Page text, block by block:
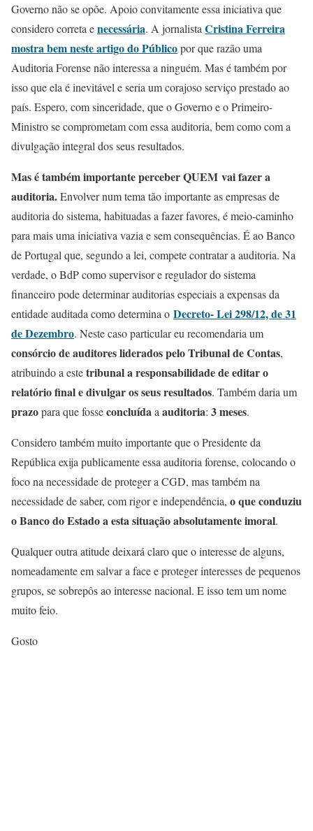
Governo não se opõe. Apoio convitamente essa iniciativa que
considero correta enecessária. A jornalista Cristina Ferreira
mostra bem neste artigo do Públicopor que razão uma
Auditoria Forense não interessa a ninguém. Mas é também por
isso que ela é inevitável e seria um corajoso serviço prestado ao
país. Espero, com sinceridade, que o Governo e o Primeiro-
Ministro se comprometam com essa auditoria, bem como com a
divulgação integral dos seus resultados.
Mas é também importante perceber QUEM vai fazer a
auditoria.Envolver num tema tão importante as empresas de
auditoria do sistema, habituadas a fazer favores, é meio-caminho
para mais uma iniciativa vazia e sem consequências. É ao Banco
de Portugal que, segundo a lei, compete contratar a auditoria. Na
verdade, o BdP como supervisor e regulador do sistema
financeiro pode determinar auditorias especiais a expensas da
entidade auditada como determina o Decreto- Lei 298/12, de 31
de Dezembro. Neste caso particular eu recomendaria um
consórcio de auditores liderados pelo Tribunal de Contas,
atribuindo a estetribunal a responsabilidade de editar o
relatório final e divulgar os seus resultados. Também daria um
prazopara que fosseconcluídaa auditoria: 3 meses.
Considero também muito importante que o Presidente da
República exija publicamente essa auditoria forense, colocando o
foco na necessidade de proteger a CGD, mas também na
necessidade de saber, com rigor e independência, o que conduziu
o Banco do Estado a esta situação absolutamente imoral.
Qualquer outra atitude deixará claro que o interesse de alguns,
nomeadamente em salvar a face e proteger interesses de pequenos
grupos, se sobrepôs ao interesse nacional. E isso tem um nome
muito feio.
Gosto